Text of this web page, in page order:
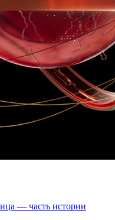
— часть истории